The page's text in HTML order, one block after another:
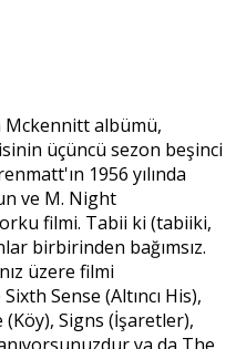
Mckennitt albümü,
üçüncü sezon beşinci
1956 yılında
ve M. Night
filmi. Tabii ki (tabiiki,
birbirinden bağımsız.
üzere filmi
Sense (Altıncı His),
(Köy), Signs (İşaretler),